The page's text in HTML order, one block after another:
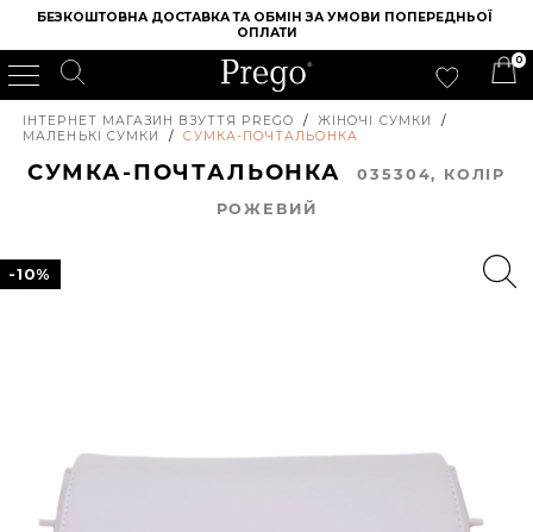
БЕЗКОШТОВНА ДОСТАВКА ТА ОБМІН ЗА УМОВИ ПОПЕРЕДНЬОЇ
ОПЛАТИ
0
ІНТЕРНЕТ МАГАЗИН ВЗУТТЯ PREGO / ЖІНОЧІ СУМКИ
/
МАЛЕНЬКІ СУМКИ
/ СУМКА-ПОЧТАЛЬОНКА
СУМКА-ПОЧТАЛЬОНКА035304, КОЛIР
РОЖЕВИЙ
-10%